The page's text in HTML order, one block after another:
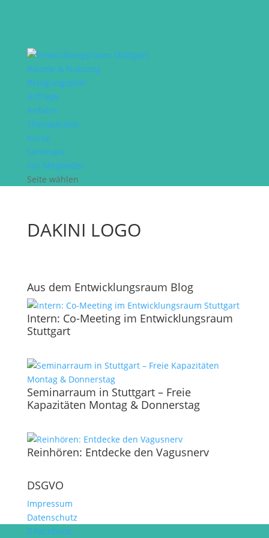
Räume & Nutzung
Belegungsplan
Anfrage
Anfahrt
Therapeuten
Kurse
Seminare
Für Mitglieder
Seite wählen
DAKINI LOGO
Aus dem Entwicklungsraum Blog
Intern: Co-Meeting im Entwicklungsraum
Stuttgart
Seminarraum in Stuttgart – Freie
Kapazitäten Montag & Donnerstag
Reinhören: Entdecke den Vagusnerv
DSGVO
Impressum
Datenschutz
Facebook